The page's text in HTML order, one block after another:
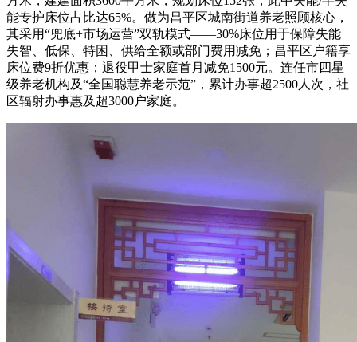
能专护床位占比达65%。做为昌平区城南街道养老照顾核心，
其采用“兜底+市场运营”双轨模式——30%床位用于保障失能
失智、低保、特困、供给全额或部门费用减免；昌平区户籍享
床位费9折优惠；退役甲士家庭首月减免1500元。连任市四星
级养老机构及“全国聪慧养老示范”，累计办事超2500人次，社
区辐射办事惠及超3000户家庭。